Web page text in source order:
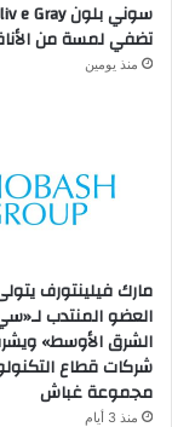
تضفي لمسة من
منذ يومين
مارك فيلينتورف
العضو المنتدب
الشرق الأوسط»
شركات قطاع
مجموعة غباش
منذ 3 أيام